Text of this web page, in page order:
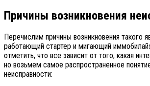
Причины возникновения
Перечислим причины возникновения такого
работающий стартер и мигающий
отметить, что все зависит от того, какая
но возьмем самое распространенное
неисправности: